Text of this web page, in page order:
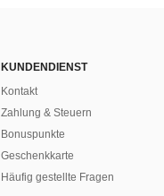
KUNDENDIENST
Kontakt
Zahlung & Steuern
Bonuspunkte
Geschenkkarte
Häufig gestellte Fragen